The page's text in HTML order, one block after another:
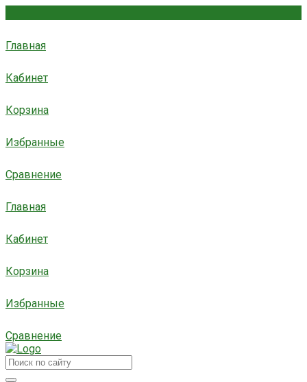
Главная
Кабинет
Корзина
Избранные
Сравнение
Главная
Кабинет
Корзина
Избранные
Сравнение